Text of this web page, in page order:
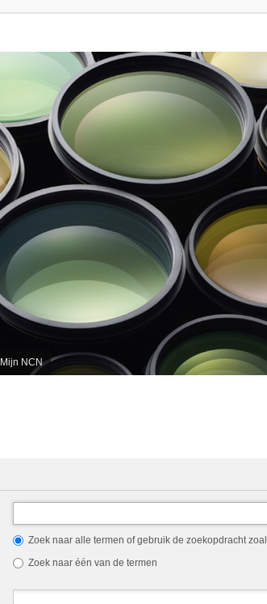
Mijn NCN
Zoek naar alle termen of gebruik de zoekopdracht
Zoek naar één van de termen